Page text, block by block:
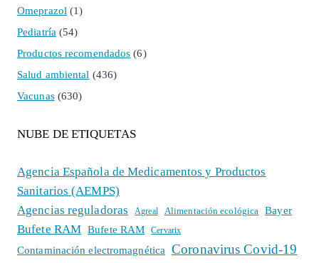
Omeprazol (1)
Pediatría (54)
Productos recomendados (6)
Salud ambiental (436)
Vacunas(630)
NUBE DE ETIQUETAS
Agencia Española de Medicamentos y Productos
Sanitarios (AEMPS)
Agencias reguladoras
Agreal Alimentación ecológica Bayer
Bufete RAM Bufete RAM Cervarix
Contaminación electromagnética Coronavirus Covid-19